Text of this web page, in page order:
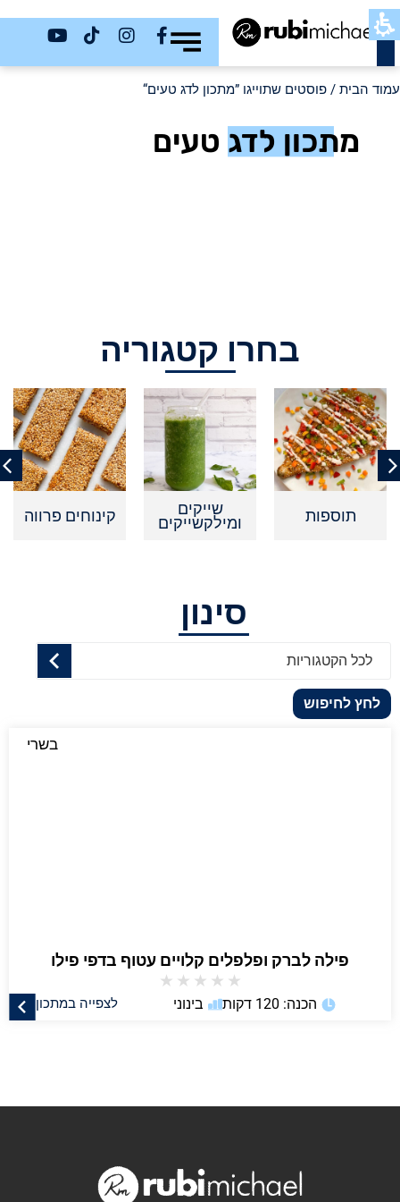
כשר
עמוד הבית / פוסטים שתוייגו ”מתכון לדג טעים“
מתכון לדג טעים
בחרו קטגוריה
תוספות שייקים
ומילקשייקים קינוחים פרווה
סינון
לכל הקטגוריות
לחץ לחיפוש
בשרי
פילה לברק ופלפלים קלויים עטוף בדפי פילו
★
★
★
★
★
לצפייה במתכון הכנה: 120 דקות בינוני